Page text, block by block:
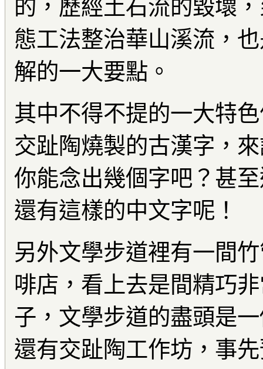
的，歷經土石流的毀壞
態工法整治華山溪流，
解的一大要點。
其中不得不提的一大特
交趾陶燒製的古漢字，
你能念出幾個字吧？甚
還有這樣的中文字呢！
另外文學步道裡有一間
啡店，看上去是間精巧
子，文學步道的盡頭是
還有交趾陶工作坊，事